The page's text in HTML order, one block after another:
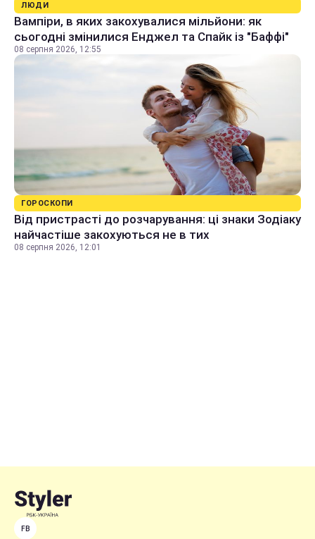
ЛЮДИ
Вампіри, в яких закохувалися мільйони: як
сьогодні змінилися Енджел та Спайк із "Баффі"
08 серпня 2026, 12:55
ГОРОСКОПИ
Від пристрасті до розчарування: ці знаки Зодіаку
найчастіше закохуються не в тих
08 серпня 2026, 12:01
FB